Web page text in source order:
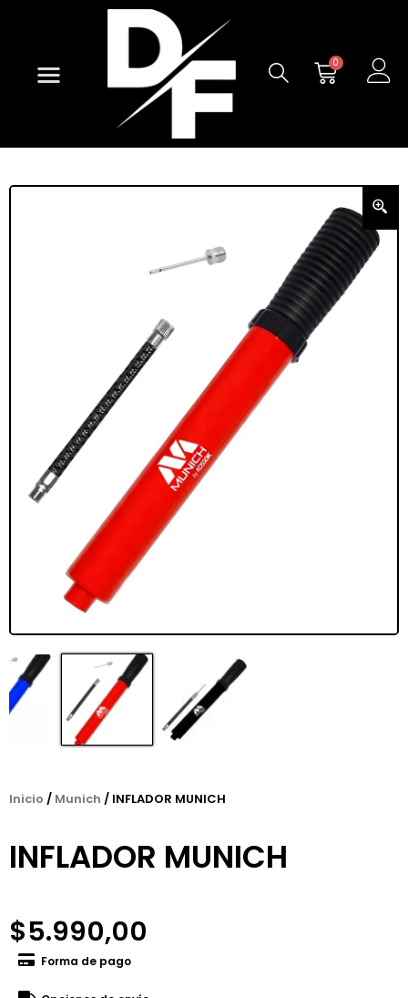
Inicio / Munich / INFLADOR MUNICH
INFLADOR MUNICH
$5.990,00
Forma de pago